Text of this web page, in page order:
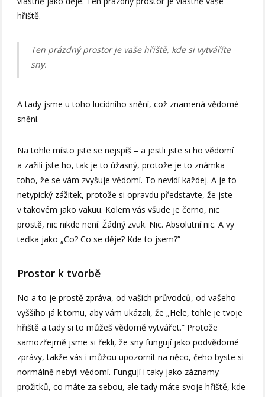
hřiště.
Ten prázdný prostor je vaše hřiště, kde si vytváříte
sny.
A tady jsme u toho lucidního snění, což znamená vědomé
snění.
Na tohle místo jste se nejspíš – a jestli jste si ho vědomí
a zažili jste ho, tak je to úžasný, protože je to známka
toho, že se vám zvyšuje vědomí. To nevidí každej. A je to
netypický zážitek, protože si opravdu představte, že jste
v takovém jako vakuu. Kolem vás všude je černo, nic
prostě, nic nikde není. Žádný zvuk. Nic. Absolutní nic. A vy
teďka jako „Co? Co se děje? Kde to jsem?”
Prostor k tvorbě
No a to je prostě zpráva, od vašich průvodců, od vašeho
vyššího já k tomu, aby vám ukázali, že „Hele, tohle je tvoje
hřiště a tady si to můžeš vědomě vytvářet.” Protože
samozřejmě jsme si řekli, že sny fungují jako podvědomé
zprávy, takže vás i můžou upozornit na něco, čeho byste si
normálně nebyli vědomí. Fungují i taky jako záznamy
prožitků, co máte za sebou, ale tady máte svoje hřiště, kde